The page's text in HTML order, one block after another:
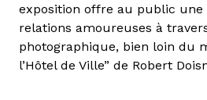
exposition offre au public une
relations amoureuses à
photographique, bien loin du
l’Hôtel de Ville” de Robert